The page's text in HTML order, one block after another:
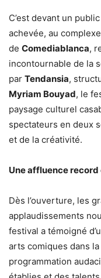
C’est devant un
achevée, au
de Comediablanca,
incontournable de la
par Tendansia,
Myriam Bouyad, le
paysage culturel
spectateurs en deux
et de la créativité.
Une affluence
Dès l’ouverture, les
applaudissements
festival a témoigné
arts comiques dans
programmation